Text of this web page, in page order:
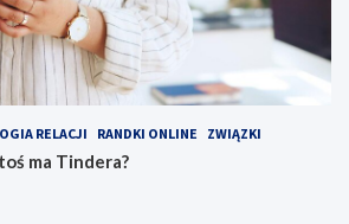
RELACJI RANDKI ONLINE ZWIĄZKI
ma Tindera?